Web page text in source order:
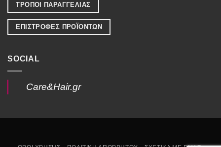
ΤΡΟΠΟΙ ΠΑΡΑΓΓΕΛΙΑΣ
ΕΠΙΣΤΡΟΦΕΣ ΠΡΟΪΟΝΤΩΝ
SOCIAL
Care&Hair.gr